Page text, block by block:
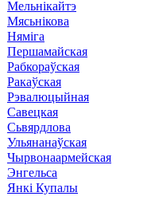
Мельнікайтэ
Мясьнікова
Няміга
Першамайская
Рабкораўская
Ракаўская
Рэвалюцыйная
Савецкая
Сьвярдлова
Ульянанаўская
Чырвонаармейская
Энгельса
Янкі Купалы